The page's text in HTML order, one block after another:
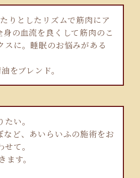
りとしたリズムで筋肉にア
の血流を良くして筋肉のこ
に。睡眠のお悩みがある
をブレンド。
い。
など、あいらいふの施術をお
て。
す。